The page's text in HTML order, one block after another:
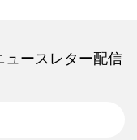
ュースレター配信